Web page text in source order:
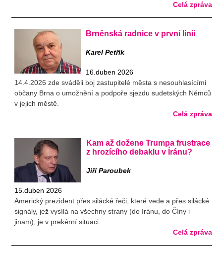
Celá zpráva
Brněnská radnice v první linii
Karel Petřík
16.duben 2026
14.4.2026 zde sváděli boj zastupitelé města s nesouhlasícími
občany Brna o umožnění a podpoře sjezdu sudetských Němců
v jejich městě.
Celá zpráva
Kam až dožene Trumpa frustrace
z hrozícího debaklu v Íránu?
Jiří Paroubek
15.duben 2026
Americký prezident přes silácké řeči, které vede a přes silácké
signály, jež vysílá na všechny strany (do Iránu, do Číny i
jinam), je v prekérní situaci.
Celá zpráva